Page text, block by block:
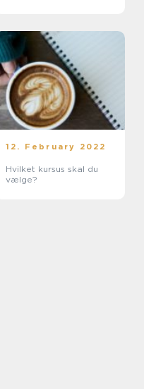
12. February 2022
Hvilket kursus skal du
vælge?